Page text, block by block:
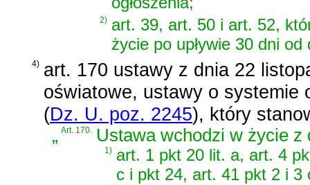
2) art. 39, art. 50 i art. 52,
życie po upływie 30 dni od
4) art. 170 ustawy z dnia 22
oświatowe, ustawy o systemie
(Dz. U. poz. 2245), który
„Art. 170. Ustawa wchodzi w życie
1) art. 1 pkt 20 lit. a, art. 4
c i pkt 24, art. 41 pkt 2 i 3